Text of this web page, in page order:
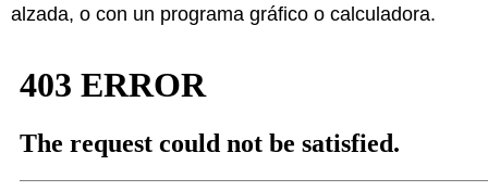
alzada, o con un programa gráfico o calculadora.